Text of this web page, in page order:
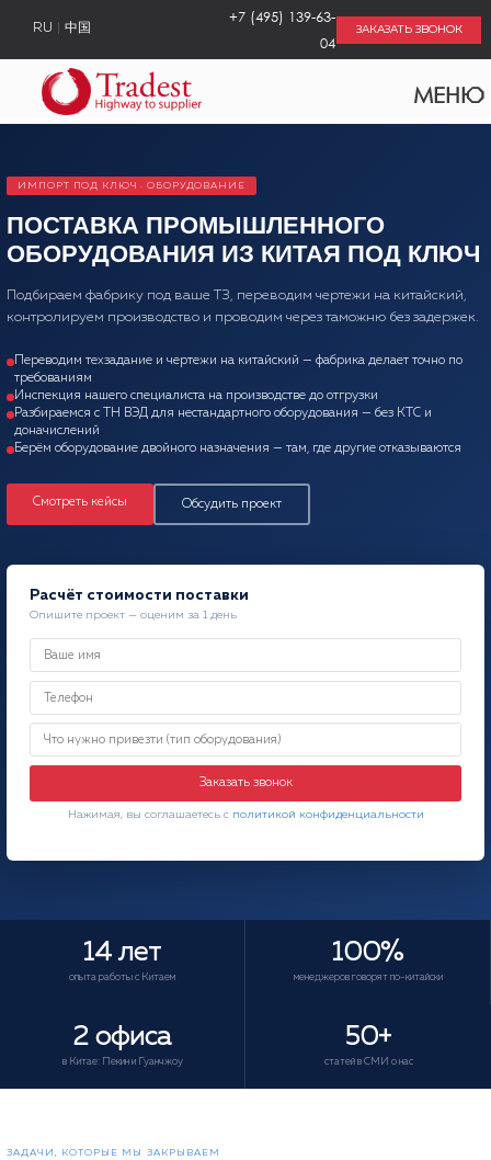
МЕНЮ
RU 中国 ЗАКАЗАТЬ ЗВОНОК
+7 (495) 139-63-
04
ИМПОРТ ПОД КЛЮЧ · ОБОРУДОВАНИЕ
ПОСТАВКА ПРОМЫШЛЕННОГО
ОБОРУДОВАНИЯ ИЗ КИТАЯ ПОД КЛЮЧ
Подбираем фабрику под ваше ТЗ, переводим чертежи на китайский,
контролируем производство и проводим через таможню без задержек.
Переводим техзадание и чертежи на китайский — фабрика делает точно по
требованиям
Инспекция нашего специалиста на производстве до отгрузки
Разбираемся с ТН ВЭД для нестандартного оборудования — без КТС и
доначислений
Берём оборудование двойного назначения — там, где другие отказываются
Смотреть кейсы Обсудить проект
Расчёт стоимости поставки
Опишите проект — оценим за 1 день
Заказать звонок
Нажимая, вы соглашаетесь с политикой конфиденциальности
14 лет
опыта работы с Китаем
100%
менеджеров говорят по-китайски
2 офиса
в Китае: Пекин и Гуанчжоу
50+
статей в СМИ о нас
ЗАДАЧИ, КОТОРЫЕ МЫ ЗАКРЫВАЕМ